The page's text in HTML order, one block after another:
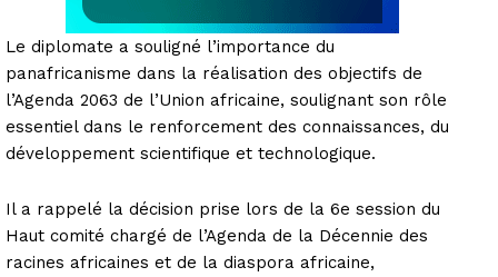
Le diplomate a souligné l’importance du
panafricanisme dans la réalisation des objectifs de
l’Agenda 2063 de l’Union africaine, soulignant son rôle
essentiel dans le renforcement des connaissances, du
développement scientifique et technologique.
Il a rappelé la décision prise lors de la 6e session du
Haut comité chargé de l’Agenda de la Décennie des
racines africaines et de la diaspora africaine,